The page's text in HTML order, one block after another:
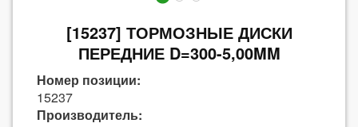
[15237] ТОРМОЗНЫЕ ДИСКИ
ПЕРЕДНИЕ D=300-5,00MM
Номер позиции:
15237
Производитель: